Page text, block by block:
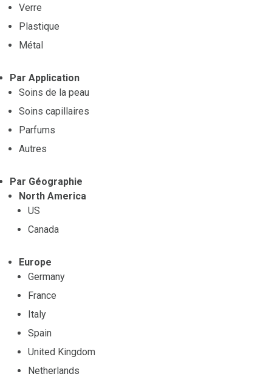
Verre
Plastique
Métal
Par Application
Soins de la peau
Soins capillaires
Parfums
Autres
Par Géographie
North America
US
Canada
Europe
Germany
France
Italy
Spain
United Kingdom
Netherlands